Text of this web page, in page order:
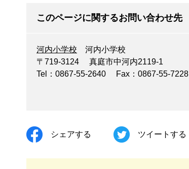
このページに関するお問い合わせ先
河内小学校
河内小学校
〒719-3124
真庭市中河内2119-1
Tel：0867-55-2640
Fax：0867-55-7228
シェアする ツイートする